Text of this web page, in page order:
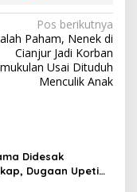
Pos berikutnya
Paham, Nenek di
Cianjur Jadi Korban
Usai Dituduh
Menculik Anak
Didesak
Dugaan Upeti